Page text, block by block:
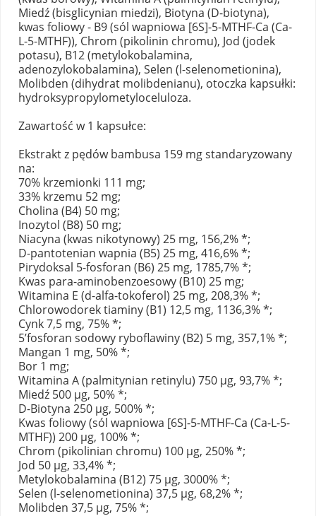
Miedź (bisglicynian miedzi), Biotyna (D-biotyna),
kwas foliowy - B9 (sól wapniowa [6S]-5-MTHF-Ca (Ca-
L-5-MTHF)), Chrom (pikolinin chromu), Jod (jodek
potasu), B12 (metylokobalamina,
adenozylokobalamina), Selen (l-selenometionina),
Molibden (dihydrat molibdenianu), otoczka kapsułki:
hydroksypropylometyloceluloza.
Zawartość w 1 kapsułce:
Ekstrakt z pędów bambusa 159 mg standaryzowany
na:
70% krzemionki 111 mg;
33% krzemu 52 mg;
Cholina (B4) 50 mg;
Inozytol (B8) 50 mg;
Niacyna (kwas nikotynowy) 25 mg, 156,2% *;
D-pantotenian wapnia (B5) 25 mg, 416,6% *;
Pirydoksal 5-fosforan (B6) 25 mg, 1785,7% *;
Kwas para-aminobenzoesowy (B10) 25 mg;
Witamina E (d-alfa-tokoferol) 25 mg, 208,3% *;
Chlorowodorek tiaminy (B1) 12,5 mg, 1136,3% *;
Cynk 7,5 mg, 75% *;
5’fosforan sodowy ryboflawiny (B2) 5 mg, 357,1% *;
Mangan 1 mg, 50% *;
Bor 1 mg;
Witamina A (palmitynian retinylu) 750 µg, 93,7% *;
Miedź 500 µg, 50% *;
D-Biotyna 250 µg, 500% *;
Kwas foliowy (sól wapniowa [6S]-5-MTHF-Ca (Ca-L-5-
MTHF)) 200 µg, 100% *;
Chrom (pikolinian chromu) 100 µg, 250% *;
Jod 50 µg, 33,4% *;
Metylokobalamina (B12) 75 µg, 3000% *;
Selen (l-selenometionina) 37,5 µg, 68,2% *;
Molibden 37,5 µg, 75% *;